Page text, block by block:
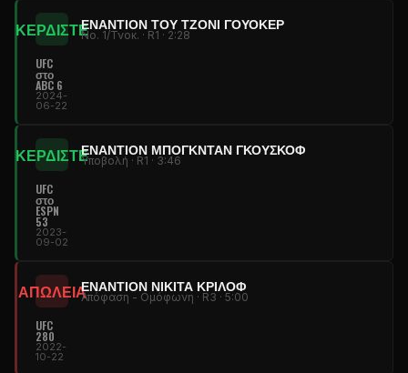
ΚΕΡΔΙΣΤΕΕΝΑΝΤΊΟΝ ΤΟΥ ΤΖΌΝΙ ΓΟΥΌΚΕΡ
Νο. 1/Τνοκ. · R1 · 2:28
UFC
στο
ABC 6
2024-
06-22
ΚΕΡΔΙΣΤΕΕΝΑΝΤΊΟΝ ΜΠΌΓΚΝΤΑΝ ΓΚΟΎΣΚΟΦ
Υποβολή · R1 · 3:46
UFC
στο
ESPN
53
2023-
09-02
ΑΠΩΛΕΙΑΕΝΑΝΤΊΟΝ ΝΙΚΊΤΑ ΚΡΊΛΟΦ
Απόφαση - Ομόφωνη · R3 · 5:00
UFC
280
2022-
10-22